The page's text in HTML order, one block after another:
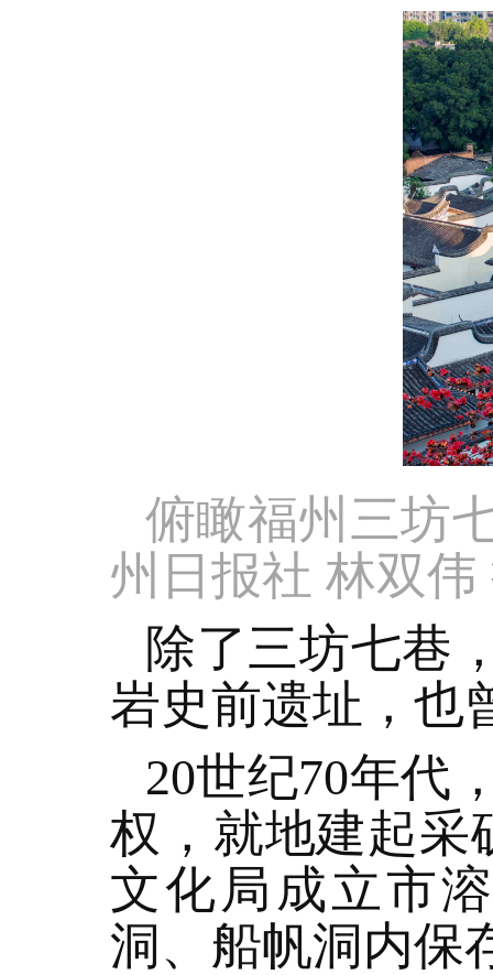
俯瞰福州三坊
州日报社 林双伟
除了三坊七巷
岩史前遗址，也
20世纪70年代
权，就地建起采
文化局成立市
洞、船帆洞内保